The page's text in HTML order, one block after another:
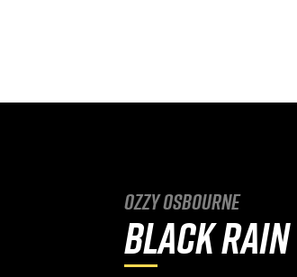
Ozzy Osbourne
Black Rain